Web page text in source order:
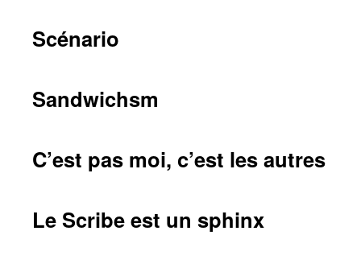
Scénario
Sandwichsm
C’est pas moi, c’est les autres
Le Scribe est un sphinx